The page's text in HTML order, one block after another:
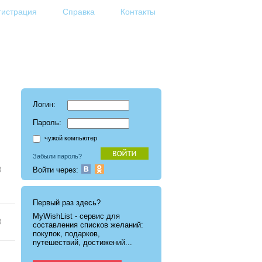
Справка Контакты
Логин:
Пароль:
чужой компьютер
Забыли пароль?
Войти через:
Первый раз здесь?
MyWishList - cервис для
составления списков желаний:
покупок, подарков,
путешествий, достижений...